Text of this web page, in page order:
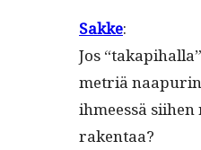
Sakke:
Jos
metriä
ihmeessä
rakentaa?